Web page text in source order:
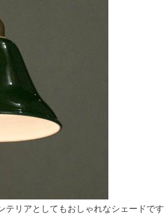
リアとしてもおしゃれなシェードです